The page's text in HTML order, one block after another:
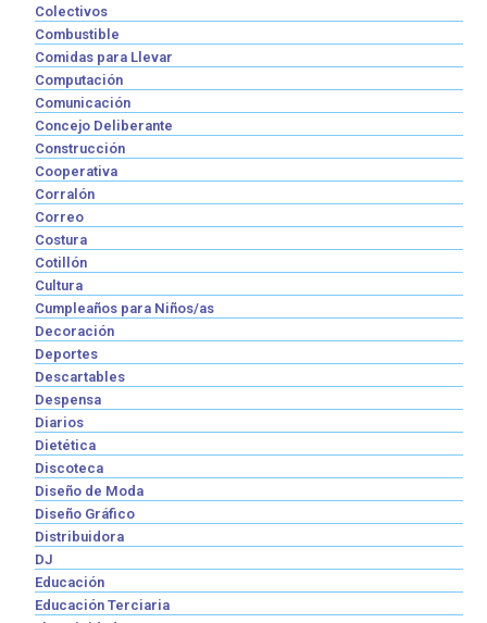
Colectivos
Combustible
Comidas para Llevar
Computación
Comunicación
Concejo Deliberante
Construcción
Cooperativa
Corralón
Correo
Costura
Cotillón
Cultura
Cumpleaños para Niños/as
Decoración
Deportes
Descartables
Despensa
Diarios
Dietética
Discoteca
Diseño de Moda
Diseño Gráfico
Distribuidora
DJ
Educación
Educación Terciaria